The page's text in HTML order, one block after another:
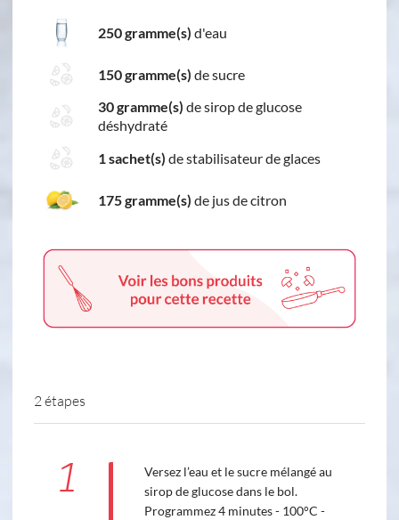
250 gramme(s) d'eau
150 gramme(s) de sucre
30 gramme(s) de sirop de glucose
déshydraté
1 sachet(s) de stabilisateur de glaces
175 gramme(s) de jus de citron
2 étapes
1
Versez l’eau et le sucre mélangé au
sirop de glucose dans le bol.
Programmez 4 minutes - 100°C -